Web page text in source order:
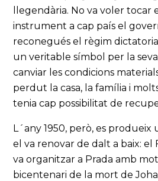
llegendària. No va voler tocar
instrument a cap país el
reconegués el règim
un veritable símbol per la
canviar les condicions
perdut la casa, la família i
tenia cap possibilitat de
L´any 1950, però, es produeix
el va renovar de dalt a baix: el
va organitzar a Prada amb
bicentenari de la mort de